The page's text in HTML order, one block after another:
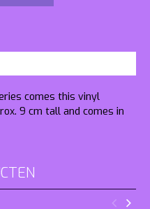
comes this vinyl
9 cm tall and comes in